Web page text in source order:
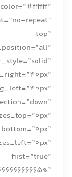
repeat”
top”